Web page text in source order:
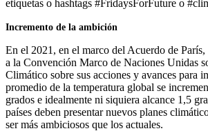
etiquetas o hashtags #FridaysForFuture o
Incremento de la ambición
En el 2021, en el marco del Acuerdo de
a la Convención Marco de Naciones Unidas
Climático sobre sus acciones y avances para
promedio de la temperatura global se
grados e idealmente ni siquiera alcance 1,5
países deben presentar nuevos planes
ser más ambiciosos que los actuales.